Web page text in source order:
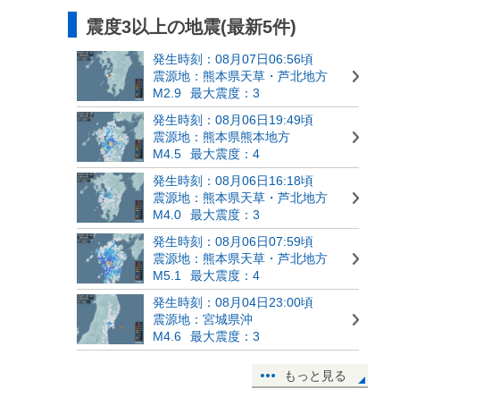
震度3以上の地震(最新5件)
発生時刻：08月07日06:56頃
震源地：熊本県天草・芦北地方
M2.9
最大震度：3
発生時刻：08月06日19:49頃
震源地：熊本県熊本地方
M4.5
最大震度：4
発生時刻：08月06日16:18頃
震源地：熊本県天草・芦北地方
M4.0
最大震度：3
発生時刻：08月06日07:59頃
震源地：熊本県天草・芦北地方
M5.1
最大震度：4
発生時刻：08月04日23:00頃
震源地：宮城県沖
M4.6
最大震度：3
もっと見る